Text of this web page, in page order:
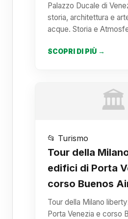
Palazzo Ducale di
storia, architettura e
acque. Storia e
SCOPRI DI PIÙ →
🏛️
📂 Turismo
Tour della
edifici di Porta
corso Buenos
Tour della Milano
Porta Venezia e corso